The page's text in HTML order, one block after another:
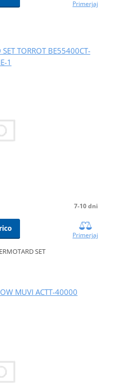
Primerjaj
TORROT BE55400CT-
1
7-10 dni
Primerjaj
SET
MUVI ACTT-40000